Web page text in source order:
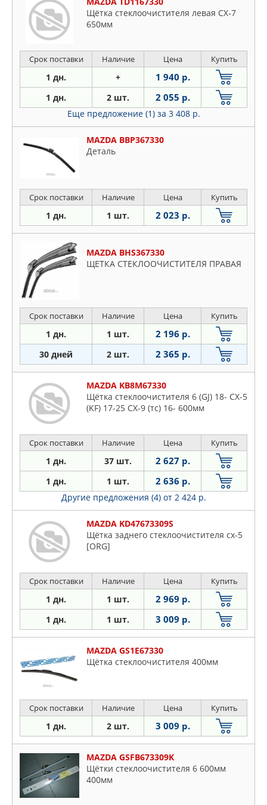
Щётка стеклоочистителя левая CX-7
650мм
Срок поставки Наличие Цена Купить
1 дн. + 1 940 р.
1 дн. 2 шт. 2 055 р.
Еще предложение (1) за 3 408 р.
MAZDA BBP367330
Деталь
Срок поставки Наличие Цена Купить
1 дн. 1 шт. 2 023 р.
MAZDA BHS367330
ЩЕТКА СТЕКЛООЧИСТИТЕЛЯ ПРАВАЯ
Срок поставки Наличие Цена Купить
1 дн. 1 шт. 2 196 р.
30 дней 2 шт. 2 365 р.
MAZDA KB8M67330
Щётка стеклоочистителя 6 (GJ) 18- CX-5
(KF) 17-25 CX-9 (тс) 16- 600мм
Срок поставки Наличие Цена Купить
1 дн. 37 шт. 2 627 р.
1 дн. 1 шт. 2 636 р.
Другие предложения (4) от 2 424 р.
MAZDA KD47673309S
Щётка заднего стеклоочистителя cx-5
[ORG]
Срок поставки Наличие Цена Купить
1 дн. 1 шт. 2 969 р.
1 дн. 1 шт. 3 009 р.
MAZDA GS1E67330
Щётка стеклоочистителя 400мм
Срок поставки Наличие Цена Купить
1 дн. 2 шт. 3 009 р.
MAZDA GSFB673309K
Щётки стеклоочистителя 6 600мм
400мм